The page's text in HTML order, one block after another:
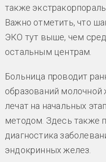
также
Важно отметить, что
ЭКО тут выше, чем
остальным центрам.
Больница проводит
образований
лечат на начальных
методом. Здесь также
диагностика
эндокринных желез.